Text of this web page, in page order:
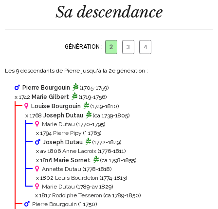
Sa descendance
GÉNÉRATION : 2 3 4
Les 9 descendants de Pierre jusqu'à la 2e génération :
Pierre Bourgouin
(1705-1759)
x 1742 Marie Gilbert
(1719-1756)
Louise Bourgouin
(1749-1810)
x 1768 Joseph Dutau
(ca 1739-1805)
Marie Dutau (1770-1795)
x 1794 Pierre Pipy (° 1763)
Joseph Dutau
(1772-1849)
x av 1806 Anne Lacroix (1776-1811)
x 1816 Marie Sornet
(ca 1798-1855)
Annette Dutau (1778-1818)
x 1802 Louis Bourdelon (1774-1813)
Marie Dutau (1789-av 1829)
x 1817 Rodolphe Tesseron (ca 1789-1850)
Pierre Bourgouin (° 1750)